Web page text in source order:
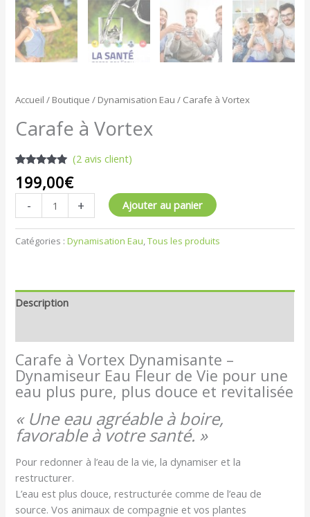
Accueil / Boutique / Dynamisation Eau / Carafe à Vortex
Carafe à Vortex
sur 5
basé sur
notations
(2 avis client)
199,00€
- + Ajouter au panier
Catégories :Dynamisation Eau,Tous les produits
Description
Carafe à Vortex Dynamisante –
Dynamiseur Eau Fleur de Vie pour une
eau plus pure, plus douce et revitalisée
« Une eau agréable à boire,
favorable à votre santé. »
Pour redonner à l’eau de la vie, la dynamiser et la
restructurer.
L’eau est plus douce, restructurée comme de l’eau de
source. Vos animaux de compagnie et vos plantes